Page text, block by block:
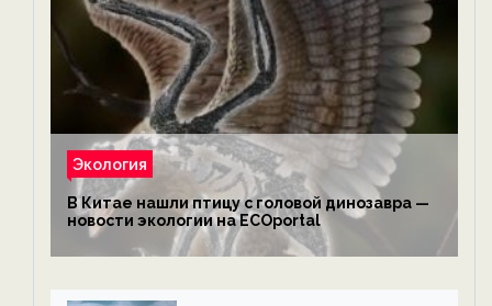
Экология
В Китае нашли птицу с головой динозавра —
новости экологии на ECOportal